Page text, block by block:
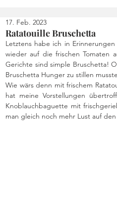
und Desserts
Fingerfood Geschenke
Rezeptvideo
Ratatouille Bruschetta
17. Feb. 2023
Letztens habe ich in
wieder auf die frischen Tomaten
Gerichte sind simple Bruschetta!
Bruschetta Hunger zu stillen
Wie wärs denn mit frischem
hat meine Vorstellungen
Knoblauchbaguette mit
man gleich noch mehr Lust auf